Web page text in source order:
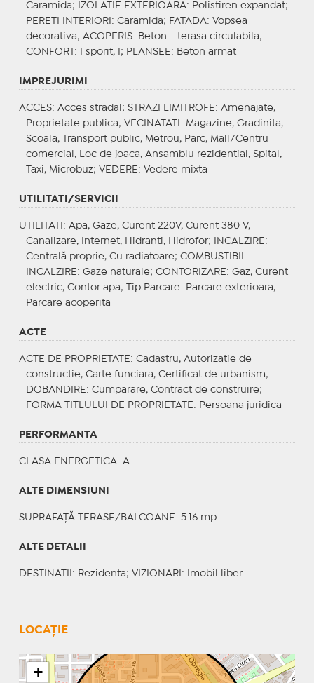
Caramida;
IZOLATIE EXTERIOARA: Polistiren expandat;
PERETI INTERIORI : Caramida; FATADA: Vopsea
decorativa; ACOPERIS: Beton - terasa circulabila;
CONFORT : I sporit, I; PLANSEE : Beton armat
IMPREJURIMI
ACCES: Acces stradal; STRAZI LIMITROFE : Amenajate,
Proprietate publica; VECINATATI : Magazine, Gradinita,
Scoala, Transport public, Metrou, Parc, Mall/Centru
comercial, Loc de joaca, Ansamblu rezidential, Spital,
Taxi, Microbuz; VEDERE : Vedere mixta
UTILITATI/SERVICII
UTILITATI : Apa, Gaze, Curent 220V, Curent 380 V,
Canalizare, Internet, Hidranti, Hidrofor;
INCALZIRE :
Centrală proprie, Cu radiatoare; COMBUSTIBIL
INCALZIRE : Gaze naturale; CONTORIZARE : Gaz, Curent
electric, Contor apa;
Tip Parcare: Parcare exterioara,
Parcare acoperita
ACTE
ACTE DE PROPRIETATE : Cadastru, Autorizatie de
constructie, Carte funciara, Certificat de urbanism;
DOBANDIRE : Cumparare, Contract de construire;
FORMA TITLULUI DE PROPRIETATE : Persoana juridica
PERFORMANTA
CLASA ENERGETICA: A
ALTE DIMENSIUNI
SUPRAFAȚĂ TERASE/BALCOANE: 5.16 mp
ALTE DETALII
DESTINATII : Rezidenta; VIZIONARI : Imobil liber
LOCAȚIE
+